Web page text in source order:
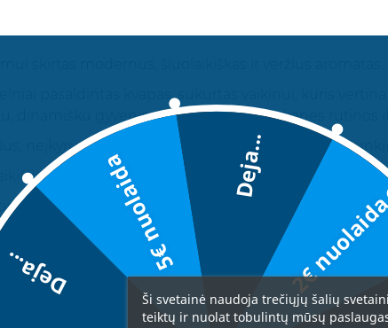
pasaldintas kvapas, sukurtas vaikinui, kuris
dinamišku gyvenimo ritmu – nuo kasdienės rutinos
neįkyrus kvapas patiks tiems, kurie nemėgsta
jaunatviškas ir lengvai pakerintis – būtent
natos: bergamotė, citrina
natos: levanda, anyžių, pelargonija
natos: santalas, muskusas, vanilės
ir nuotraukos yra UAB Burkalifa intelektualinė
Ši svetainė naudoja trečiųjų šalių
teiktų ir nuolat tobulintų mūsų
2€
Deja... 5€ nuolaida Deja...